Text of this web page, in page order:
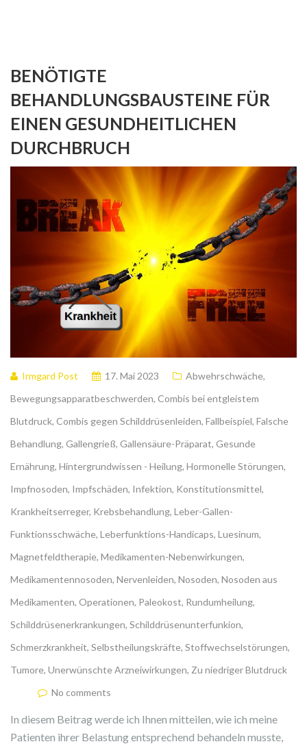
BENÖTIGTE
BEHANDLUNGSBAUSTEINE FÜR
EINEN GESUNDHEITLICHEN
DURCHBRUCH
Irmgard Post 17. Mai 2023 Abwehrschwäche,
Bewegungsapparatbeschwerden, Combis bei entgleistem
Blutdruck, Combis gegen Schilddrüsenleiden, Fallbeispiel, Falsche
Behandlung, Gallengrieß, Gallensäure-Präparat, Gesunde
Ernährung, Hintergrundwissen - Heilung, Hormonelle Störungen,
Impfnosoden, Impfschäden, Infektion, Konstitutionsmittel,
Krankheitserreger, Krebsbehandlung, Leber-Gallen-
Funktionsschwäche, Leberfunktions-Handicaps, Luesinum,
Magnetfeldtherapie, Medikamenten-Nebenwirkungen,
Medikamentennosoden, Nervenleiden, Nosoden, Nosoden aus
Medikamenten, Operationen, Paleokost, Rundumheilung,
Schilddrüsenerkrankungen, Schilddrüsenunterfunkion,
Schmerzkrankheit, Selbstheilungskräfte, Stoffwechselstörungen,
Tumore, Unerwünschte Arzneiwirkungen, Zu niedriger Blutdruck
No comments
In diesem Beitrag werde ich Ihnen mitteilen, wie ich meine
Patienten ihrer Belastung entsprechend behandeln musste,